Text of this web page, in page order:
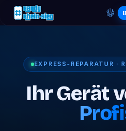
EXPRESS-REPARATUR ·
Ihr Gerät